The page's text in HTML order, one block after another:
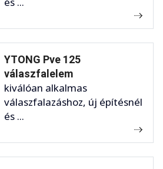
YTONG Pve 125
válaszfalelem
kiválóan alkalmas
válaszfalazáshoz, új építésnél
és ...